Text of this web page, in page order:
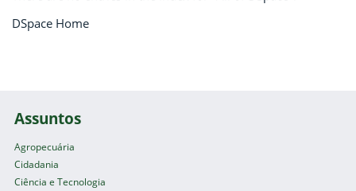
DSpace Home
Assuntos
Agropecuária
Cidadania
Ciência e Tecnologia